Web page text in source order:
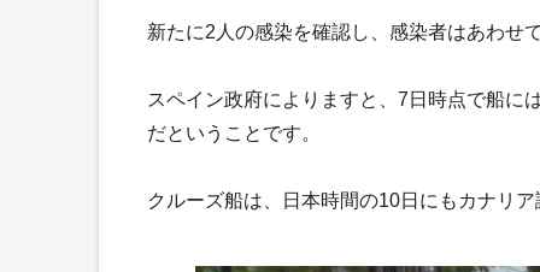
新たに2人の感染を確認し、感染者はあわせ
スペイン政府によりますと、7日時点で船に
だということです。
クルーズ船は、日本時間の10日にもカナリ